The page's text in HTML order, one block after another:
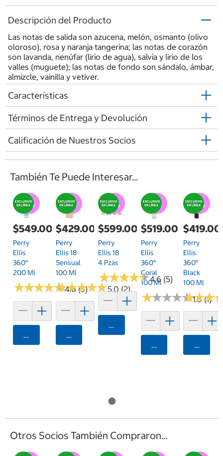
Descripción del Producto
Las notas de salida son azucena, melón, osmanto (olivo
oloroso), rosa y naranja tangerina; las notas de corazón
son lavanda, nenúfar (lirio de agua), salvia y lirio de los
valles (muguete); las notas de fondo son sándalo, ámbar,
almizcle, vainilla y vetiver.
Características
Términos de Entrega y Devolución
Calificación de Nuestros Socios
También Te Puede Interesar...
$549.00
Perry
Ellis
360°
200 Ml
★★★★★
★★★★★4.6 (5)
Agregar
$429.00
Perry
Ellis 18
Sensual
100 Ml
★★★★★
★★★★★5.0 (2)
Agregar
$599.00
Perry
Ellis 18
4 Pzas
★★★★★
★★★★★4.6 (5)
Agregar
$519.00
Perry
Ellis
360°
Coral
100 Ml
★★★★★
★★★★★1.0 (1)
Agregar
$419.00
Perry
Ellis
360°
Black
100 Ml
★★★
★★★
Otros Socios También Compraron...